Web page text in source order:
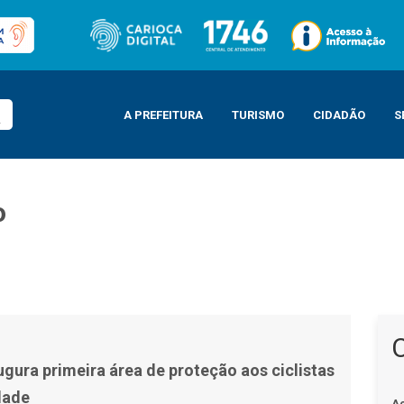
A PREFEITURA TURISMO CIDADÃO
primeira área de proteção aos ciclistas